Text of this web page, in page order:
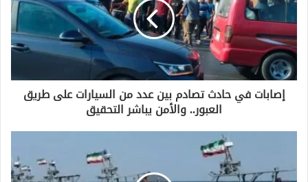
ل
إ
ل
ك
ر
إصابات في حادث تصادم بين عدد من السيارات على طريق
العبور.. والأمن يباشر التحقيق